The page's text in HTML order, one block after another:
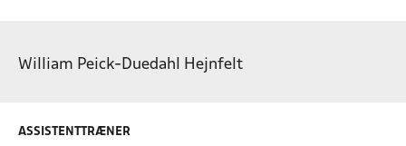
William Peick-Duedahl Hejnfelt
ASSISTENTTRÆNER